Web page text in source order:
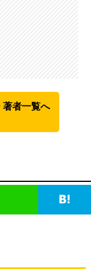
著者一覧へ